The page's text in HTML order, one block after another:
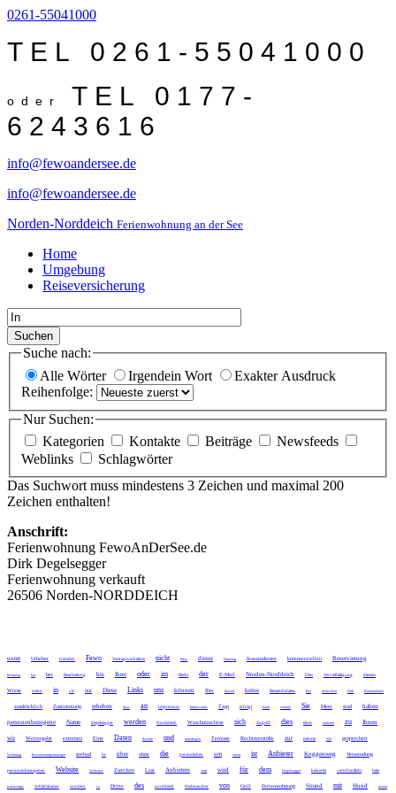
0261-55041000
TEL 0261-55041000
oder TEL 0177-
6243616
info@fewoandersee.de
info@fewoandersee.de
Norden-Norddeich Ferienwohnung an der See
Home
Umgebung
Reiseversicherung
Suchen
Suche nach:
Alle Wörter
Irgendein Wort
Exakter Ausdruck
Reihenfolge:
Nur Suchen:
Kategorien
Kontakte Beiträge
Newsfeeds
Weblinks
Schlagwörter
Das Suchwort muss mindestens 3 Zeichen und maximal 200
Zeichen enthalten!
Anschrift:
Ferienwohnung FewoAnDerSee.de
Dirk Degelsegger
Ferienwohnung verkauft
26506 Norden-NORDDEICH
unter Urheber fremden Fewo Vertragsverhältnis nicht Preis dieser Nutzung fewoandersee kommerziellen Reservierung
Meinung hat bei Bearbeitung bis Ihrer oder im Recht der E-Mail Norden-Norddeich Dies Vervielfältigung diesem
Wiese wenn in z.B nur Diese Links uns können Ihre Soweit keine Bestandsdaten Bei deutschen Dirk Kontaktdaten
ausdrücklich Zustimmung erheben dass an Impressum Impressums Tags erfolgt kann externe Sie Meer sind haben
personenbezogene Name degelsegger werden Norddeich Waschmaschine sich Zugriff dies eines anderen zu Ihnen
wir Weitergabe externen Eine Daten Rechte und unterliegen Terrasse Rechtsverstöße zur minute Wir gespeichert
Wohnung Reservierungsmanager seebad In über ohne die persönlichen um einen ist Anbieter Koggenweg Verwendung
personenbezogenen Website Websites Zwecken Last Anbieters statt wird für dem Degelsegger keinerlei veröffentlicht bitte
jederzeitige Schlafzimmer sondern so Dritte des norddeich Nichtraucher von Grill Ferienwohnung Strand mit Hund darauf